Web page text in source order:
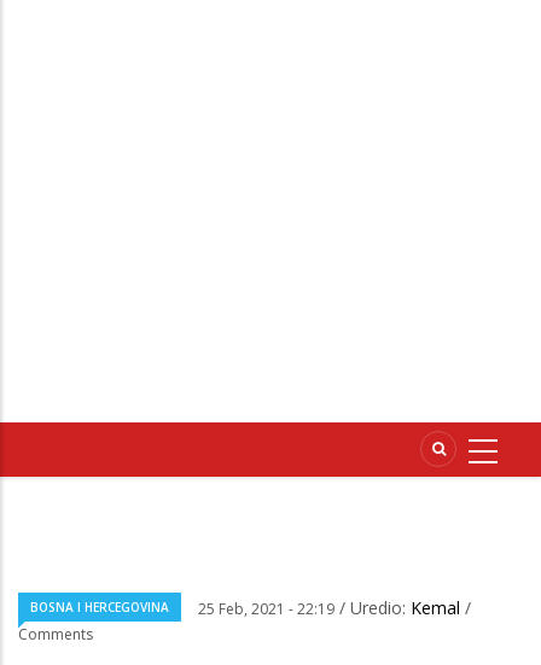
BOSNA I HERCEGOVINA 25 Feb, 2021 - 22:19 / Uredio: Kemal /
Comments